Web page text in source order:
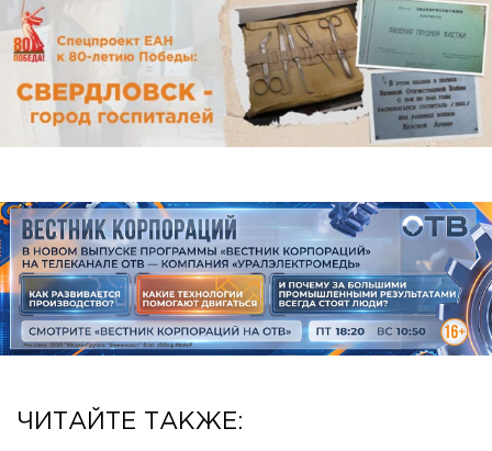
ЧИТАЙТЕ ТАКЖЕ: